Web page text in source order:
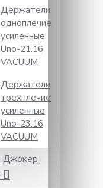
Держатели
одноплечие
усиленные
Uno-21.16
VACUUM
Держатели
трехплечие
усиленные
Unо-23.16
VACUUM
Джокер